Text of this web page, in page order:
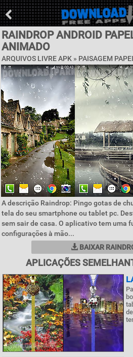
RAINDROP ANDROID
ANIMADO
ARQUIVOS LIVRE APK » PAISAGEM
A descrição Raindrop: Pingo gotas de
tela do seu smartphone ou tablet pc.
sem sair de casa. O aplicativo tem uma
configurações à mão...
BAIXAR
APLICAÇÕES